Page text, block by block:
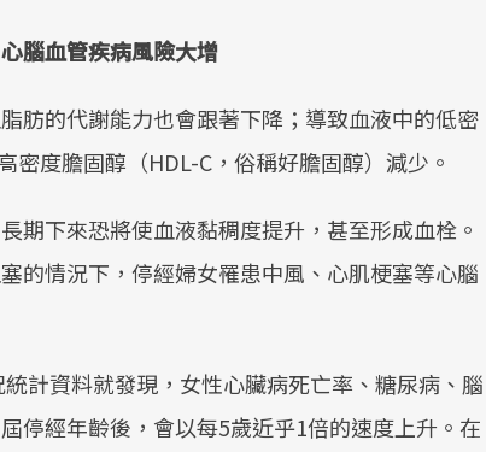
腦血管疾病風險大增
肪的代謝能力也會跟著下降；導致血液中的低密
度膽固醇（HDL-C，俗稱好膽固醇）減少。
期下來恐將使血液黏稠度提升，甚至形成血栓。
的情況下，停經婦女罹患中風、心肌梗塞等心腦
計資料就發現，女性心臟病死亡率、糖尿病、腦
停經年齡後，會以每5歲近乎1倍的速度上升。在